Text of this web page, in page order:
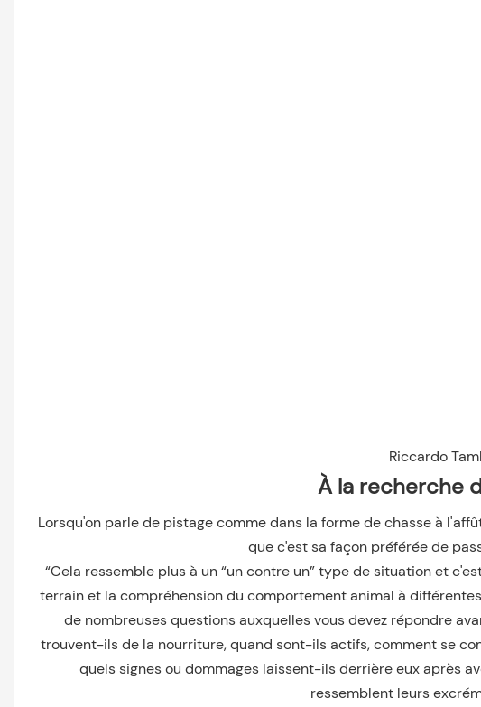
Riccardo
À la recherche
Lorsqu'on parle de pistage comme dans la forme de chasse à
que c'est sa façon préférée de
“Cela ressemble plus à un “un contre un” type de situation et
terrain et la compréhension du comportement animal à
de nombreuses questions auxquelles vous devez répondre
trouvent-ils de la nourriture, quand sont-ils actifs, comment se
quels signes ou dommages laissent-ils derrière eux après
ressemblent leurs